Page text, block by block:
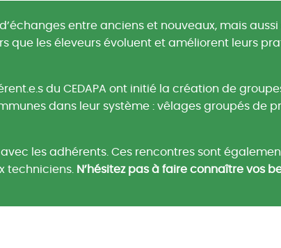
d’échanges entre anciens et nouveaux, mais
que les éleveurs évoluent et améliorent leurs
du CEDAPA ont initié la création de
dans leur système : vêlages groupés de
les adhérents. Ces rencontres sont
techniciens.
N’hésitez pas à faire connaître vos